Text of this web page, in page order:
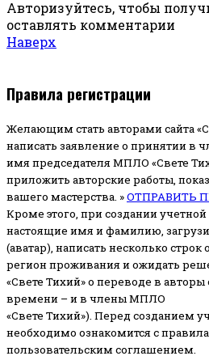
Авторизуйтесь, чтобы
оставлять комментарии
Наверх
Правила регистрации
Желающим стать авторами сайта
написать заявление о принятии в
имя председателя МПЛО «Свете
приложить авторские работы,
вашего мастерства. »ОТПРАВИТЬ
Кроме этого, при создании учетной
настоящие имя и фамилию,
(аватар), написать несколько строк
регион проживания и ожидать
«Свете Тихий» о переводе в авторы
времени – и в члены МПЛО
«Свете Тихий»). Перед созданием
необходимо ознакомится с
пользовательским соглашением.